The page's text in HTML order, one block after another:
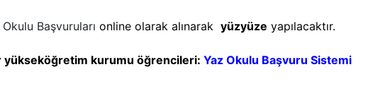
Başvuruları online olarak alınarak yüzyüze yapılacaktır.
kurumu öğrencileri: Yaz Okulu Başvuru Sistemi